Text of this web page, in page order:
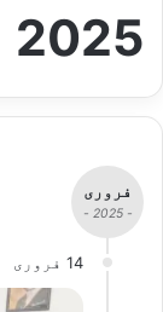
2025
فروری
- 2025 -
14 فروری